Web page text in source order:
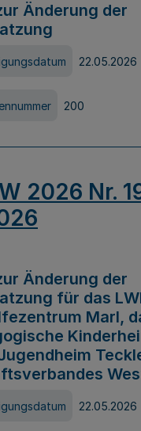
Änderung der
22.05.2026
200
2026 Nr.
Änderung der
für das
Marl,
22.05.2026